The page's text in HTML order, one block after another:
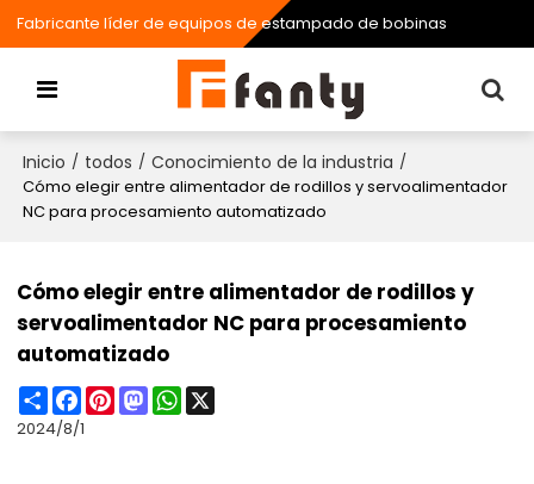
Fabricante líder de equipos de estampado de bobinas
Inicio / todos / Conocimiento de la industria /
Cómo elegir entre alimentador de rodillos y servoalimentador
NC para procesamiento automatizado
Cómo elegir entre alimentador de rodillos y
servoalimentador NC para procesamiento
automatizado
ShareFacebook
PinterestMastodonWhatsApp
2024/8/1